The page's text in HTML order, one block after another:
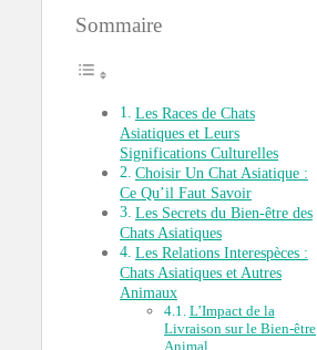
Sommaire
Les Races de Chats
Asiatiques et Leurs
Significations Culturelles
Choisir Un Chat Asiatique :
Ce Qu’il Faut Savoir
Les Secrets du Bien-être des
Chats Asiatiques
Les Relations Interespèces :
Chats Asiatiques et Autres
Animaux
L’Impact de la
Livraison sur le Bien-être
Animal